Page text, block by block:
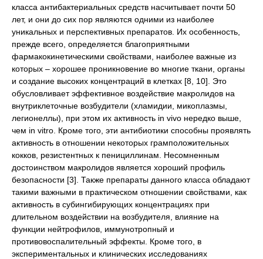
класса антибактериальных средств насчитывает почти 50
лет, и они до сих пор являются одними из наиболее
уникальных и перспективных препаратов. Их особенность,
прежде всего, определяется благоприятными
фармакокинетическими свойствами, наиболее важные из
которых – хорошее проникновение во многие ткани, органы
и создание высоких концентраций в клетках [8, 10]. Это
обусловливает эффективное воздействие макролидов на
внутриклеточные возбудители (хламидии, микоплазмы,
легионеллы), при этом их активность in vivo нередко выше,
чем in vitro. Кроме того, эти антибиотики способны проявлять
активность в отношении некоторых грамположительных
кокков, резистентных к пенициллинам. Несомненным
достоинством макролидов является хороший профиль
безопасности [3]. Также препараты данного класса обладают
такими важными в практическом отношении свойствами, как
активность в субингибирующих концентрациях при
длительном воздействии на возбудителя, влияние на
функции нейтрофилов, иммунотропный и
противовоспалительный эффекты. Кроме того, в
экспериментальных и клинических исследованиях